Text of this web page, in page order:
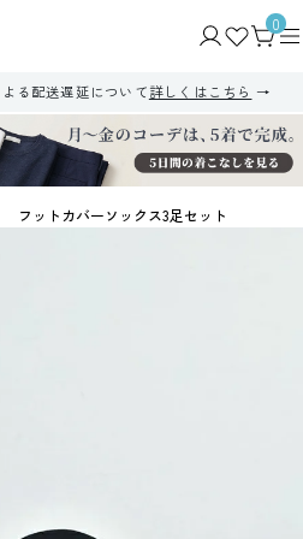
0
る配送遅延について詳しくはこちら
フットカバーソックス3足セット